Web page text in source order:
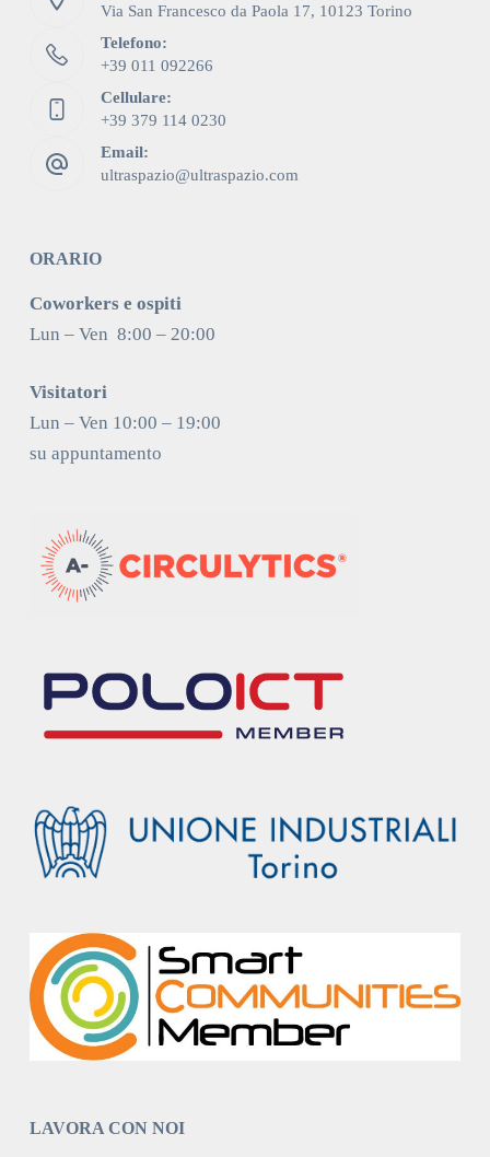
Via San Francesco da Paola 17, 10123 Torino
Telefono:
+39 011 092266
Cellulare:
+39 379 114 0230
Email:
ultraspazio@ultraspazio.com
ORARIO
Coworkers e ospiti
Lun – Ven 8:00 – 20:00
Visitatori
Lun – Ven 10:00 – 19:00
su appuntamento
LAVORA CON NOI